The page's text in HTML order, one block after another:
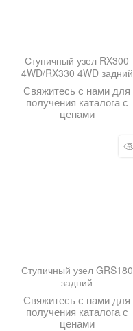
Ступичный узел RX300
4WD/RX330 4WD задний
Свяжитесь с нами для
получения каталога с
ценами
Ступичный узел GRS180
задний
Свяжитесь с нами для
получения каталога с
ценами